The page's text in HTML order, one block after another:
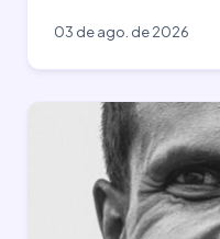
03 de ago. de 2026